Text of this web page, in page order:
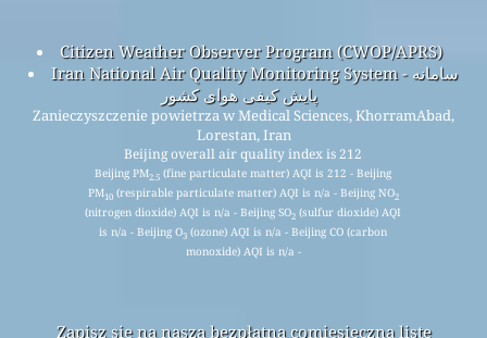
Citizen Weather Observer Program (CWOP/APRS)
Iran National Air Quality Monitoring System - سامانه
پایش کیفی هوای کشور
Zanieczyszczenie powietrza w Medical Sciences, KhorramAbad,
Lorestan, Iran
Beijing overall air quality index is 212
Beijing PM2.5 (fine particulate matter) AQI is 212 - Beijing
PM10(respirable particulate matter) AQI is n/a - Beijing NO2
(nitrogen dioxide) AQI is n/a - Beijing SO2 (sulfur dioxide) AQI
is n/a - Beijing O3 (ozone) AQI is n/a - Beijing CO (carbon
monoxide) AQI is n/a -
Zapisz się na naszą bezpłatną comiesięczną listę